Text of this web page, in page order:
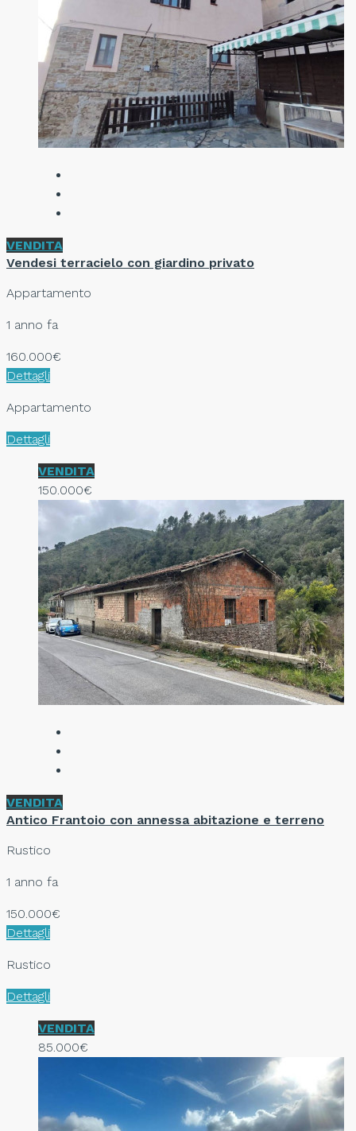
VENDITA
Vendesi terracielo con giardino privato
Appartamento
1 anno fa
160.000€
Dettagli
Appartamento
Dettagli
VENDITA
150.000€
VENDITA
Antico Frantoio con annessa abitazione e terreno
Rustico
1 anno fa
150.000€
Dettagli
Rustico
Dettagli
VENDITA
85.000€